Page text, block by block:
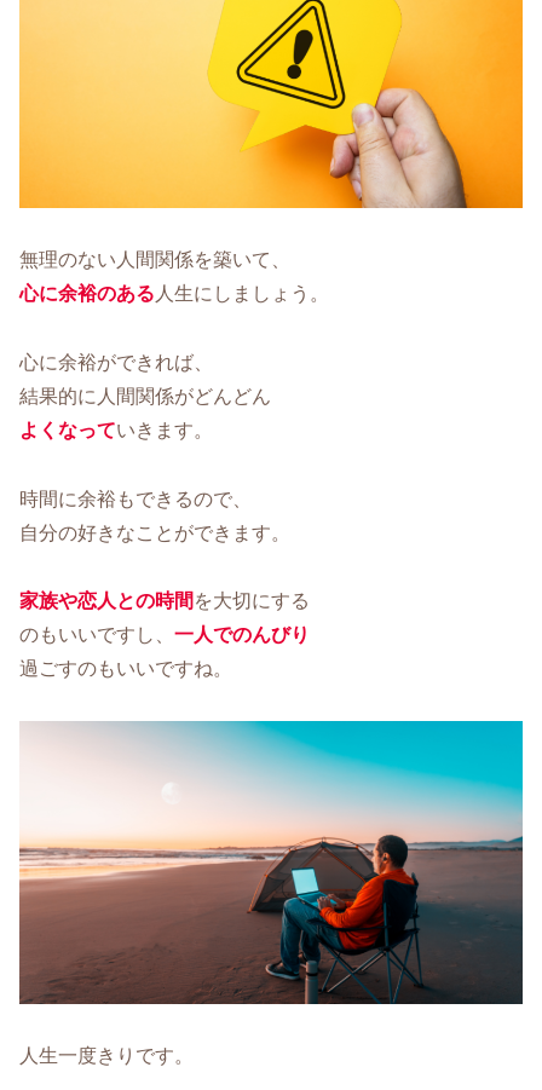
無理のない人間関係を築いて、
心に余裕のある 人生にしましょう。
心に余裕ができれば、
結果的に人間関係がどんどん
よくなっていきます。
時間に余裕もできるので、
自分の好きなことができます。
家族や恋人との時間 を大切にする
のもいいですし、 一人でのんびり
過ごすのもいいですね。
人生一度きりです。